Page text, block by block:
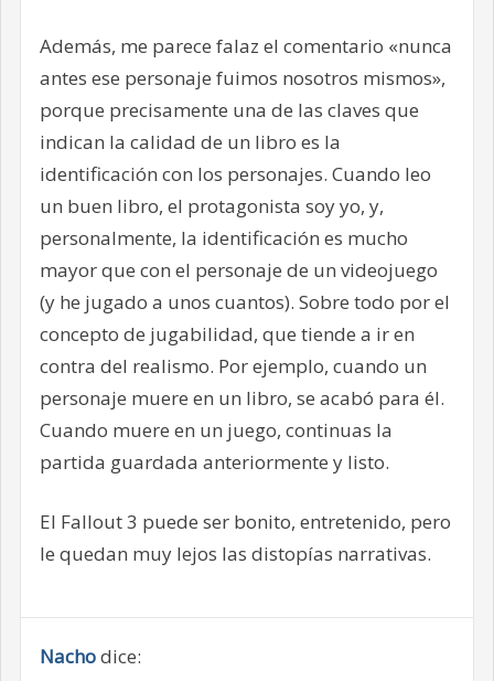
Además, me parece falaz el comentario «nunca
antes ese personaje fuimos nosotros mismos»,
porque precisamente una de las claves que
indican la calidad de un libro es la
identificación con los personajes. Cuando leo
un buen libro, el protagonista soy yo, y,
personalmente, la identificación es mucho
mayor que con el personaje de un videojuego
(y he jugado a unos cuantos). Sobre todo por el
concepto de jugabilidad, que tiende a ir en
contra del realismo. Por ejemplo, cuando un
personaje muere en un libro, se acabó para él.
Cuando muere en un juego, continuas la
partida guardada anteriormente y listo.
El Fallout 3 puede ser bonito, entretenido, pero
le quedan muy lejos las distopías narrativas.
Nachodice: